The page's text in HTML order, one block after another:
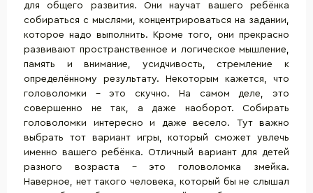
для общего развития. Они научат вашего ребёнка
собираться с мыслями, концентрироваться на задании,
которое надо выполнить. Кроме того, они прекрасно
развивают пространственное и логическое мышление,
память и внимание, усидчивость, стремление к
определённому результату. Некоторым кажется, что
головоломки – это скучно. На самом деле, это
совершенно не так, а даже наоборот. Собирать
головоломки интересно и даже весело. Тут важно
выбрать тот вариант игры, который сможет увлечь
именно вашего ребёнка. Отличный вариант для детей
разного возраста – это головоломка змейка.
Наверное, нет такого человека, который бы не слышал